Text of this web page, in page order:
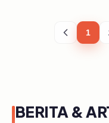
1
BERITA &